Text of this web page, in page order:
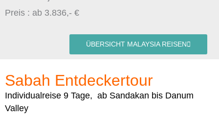
Preis : ab 3.836,- €
ÜBERSICHT MALAYSIA REISEN
Sabah Entdeckertour
Individualreise 9 Tage, ab Sandakan bis Danum
Valley